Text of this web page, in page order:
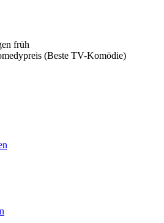
früh
(Beste TV-Komödie)